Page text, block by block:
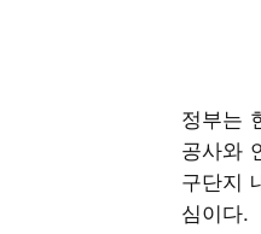
정부는
공사와
구단지
심이다.